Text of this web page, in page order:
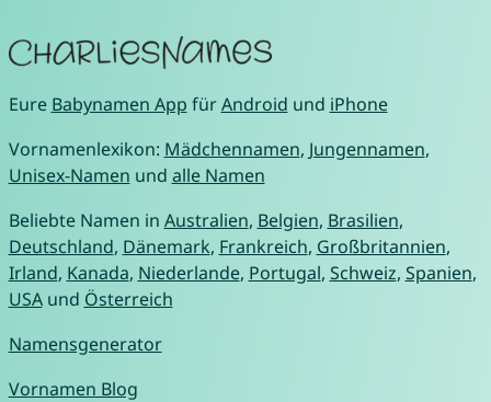
Eure Babynamen App fürAndroid und iPhone
Vornamenlexikon: Mädchennamen, Jungennamen,
Unisex-Namen und alle Namen
Beliebte Namen in Australien, Belgien, Brasilien,
Deutschland, Dänemark, Frankreich, Großbritannien,
Irland, Kanada, Niederlande, Portugal, Schweiz, Spanien,
USAund Österreich
Namensgenerator
Vornamen Blog